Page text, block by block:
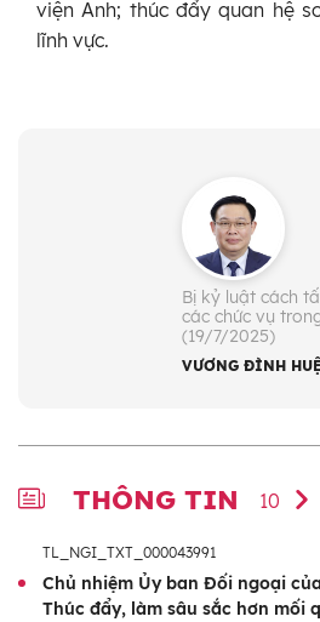
viện Anh; thúc đẩy quan hệ
lĩnh vực.
Bị kỷ luật cách
các chức vụ
(19/7/2025)
VƯƠNG ĐÌNH HUỆ
THÔNG TIN 10
TL_NGI_TXT_000043991
Chủ nhiệm Ủy ban Đối ngoại
Thúc đẩy, làm sâu sắc hơn mối